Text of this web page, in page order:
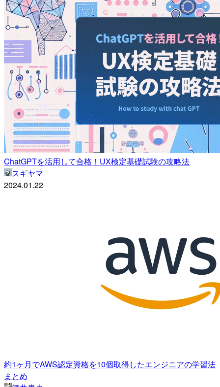
ChatGPTを活用して合格！UX検定基礎試験の攻略法
スギヤマ
2024.01.22
約1ヶ月でAWS認定資格を10個取得したエンジニアの学習法
まとめ